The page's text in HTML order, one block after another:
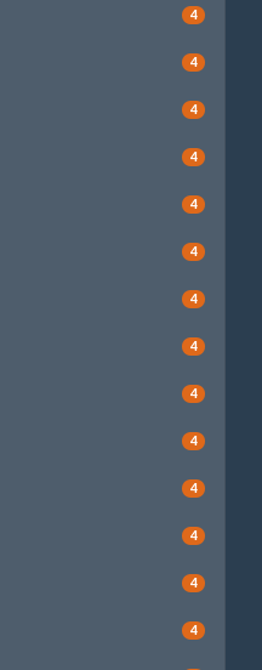
4
4
4
4
4
4
4
4
4
4
4
4
4
4